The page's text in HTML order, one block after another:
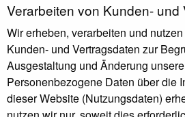
Verarbeiten von Kunden- und
Wir erheben, verarbeiten und
Kunden- und Vertragsdaten zur
Ausgestaltung und Änderung
Personenbezogene Daten über die
dieser Website (Nutzungsdaten)